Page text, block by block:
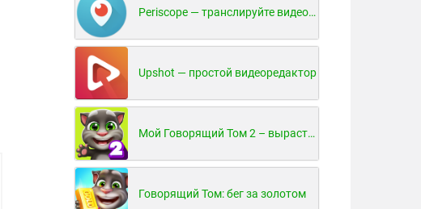
Periscope — транслируйте видео в реальном времени!
Upshot — простой видеоредактор
Мой Говорящий Том 2 – вырасти и воспитай своего котенка
Говорящий Том: бег за золотом